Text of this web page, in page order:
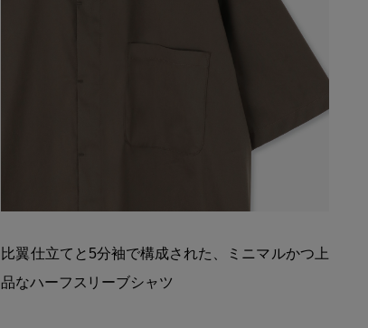
比翼仕立てと5分袖で構成された、ミニマルかつ上
品なハーフスリーブシャツ